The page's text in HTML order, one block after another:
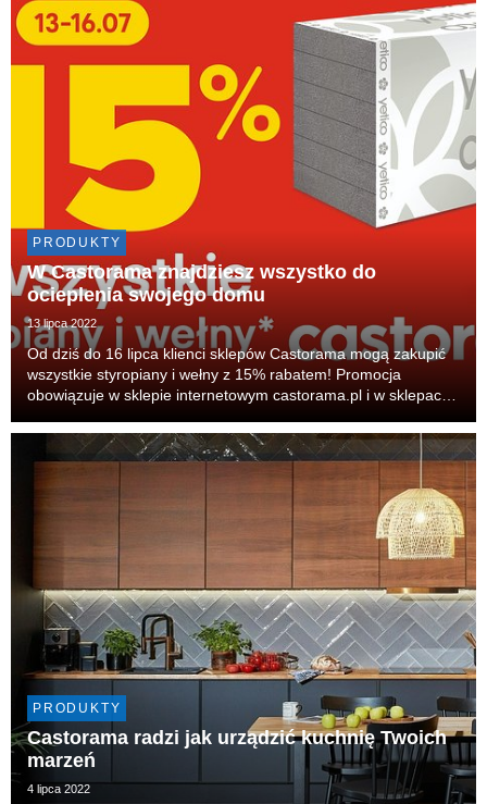
PRODUKTY
W Castorama znajdziesz wszystko do
ocieplenia swojego domu
13 lipca 2022
Od dziś do 16 lipca klienci sklepów Castorama mogą zakupić
wszystkie styropiany i wełny z 15% rabatem! Promocja
obowiązuje w sklepie internetowym castorama.pl i w sklepach
kolejna oferta specjalna z okazji 25. ur...
PRODUKTY
Castorama radzi jak urządzić kuchnię Twoich
marzeń
4 lipca 2022